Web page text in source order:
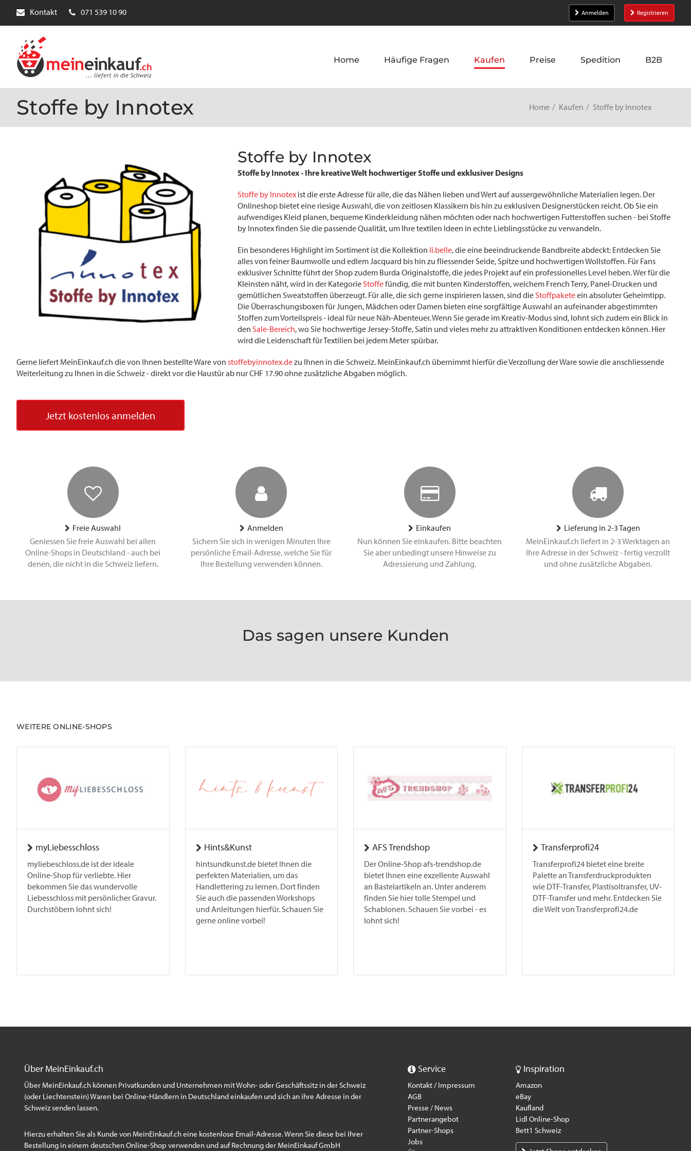
Kontakt 071 539 10 90 Anmelden Registrieren
Home Häufige Fragen Kaufen Preise Spedition B2B
Stoffe by Innotex Home Kaufen Stoffe by Innotex
Stoffe by Innotex
Stoffe by Innotex - Ihre kreative Welt hochwertiger Stoffe und exklusiver Designs
Stoffe by Innotex ist die erste Adresse für alle, die das Nähen lieben und Wert auf aussergewöhnliche Materialien legen. Der
Onlineshop bietet eine riesige Auswahl, die von zeitlosen Klassikern bis hin zu exklusiven Designerstücken reicht. Ob Sie ein
aufwendiges Kleid planen, bequeme Kinderkleidung nähen möchten oder nach hochwertigen Futterstoffen suchen - bei Stoffe
by Innotex finden Sie die passende Qualität, um Ihre textilen Ideen in echte Lieblingsstücke zu verwandeln.
Ein besonderes Highlight im Sortiment ist die Kollektion li.belle, die eine beeindruckende Bandbreite abdeckt: Entdecken Sie
alles von feiner Baumwolle und edlem Jacquard bis hin zu fliessender Seide, Spitze und hochwertigen Wollstoffen. Für Fans
exklusiver Schnitte führt der Shop zudem Burda Originalstoffe, die jedes Projekt auf ein professionelles Level heben. Wer für die
Kleinsten näht, wird in der KategorieStoffefündig, die mit bunten Kinderstoffen, weichem French Terry, Panel-Drucken und
gemütlichen Sweatstoffen überzeugt. Für alle, die sich gerne inspirieren lassen, sind dieStoffpaketeein absoluter Geheimtipp.
Die Überraschungsboxen für Jungen, Mädchen oder Damen bieten eine sorgfältige Auswahl an aufeinander abgestimmten
Stoffen zum Vorteilspreis - ideal für neue Näh-Abenteuer. Wenn Sie gerade im Kreativ-Modus sind, lohnt sich zudem ein Blick in
den Sale-Bereich, wo Sie hochwertige Jersey-Stoffe, Satin und vieles mehr zu attraktiven Konditionen entdecken können. Hier
wird die Leidenschaft für Textilien bei jedem Meter spürbar.
Gerne liefert MeinEinkauf.ch die von Ihnen bestellte Ware von stoffebyinnotex.dezu Ihnen in die Schweiz. MeinEinkauf.ch übernimmt hierfür die Verzollung der Ware sowie die anschliessende
Weiterleitung zu Ihnen in die Schweiz - direkt vor die Haustür ab nur CHF 17.90 ohne zusätzliche Abgaben möglich.
Jetzt kostenlos anmelden
Freie Auswahl
Geniessen Sie freie Auswahl bei allen
Online-Shops in Deutschland - auch bei
denen, die nicht in die Schweiz liefern.
Anmelden
Sichern Sie sich in wenigen Minuten Ihre
persönliche Email-Adresse, welche Sie für
Ihre Bestellung verwenden können.
Einkaufen
Nun können Sie einkaufen. Bitte beachten
Sie aber unbedingt unsere Hinweise zu
Adressierung und Zahlung.
Lieferung in 2-3 Tagen
MeinEinkauf.ch liefert in 2-3 Werktagen an
Ihre Adresse in der Schweiz - fertig verzollt
und ohne zusätzliche Abgaben.
Das sagen unsere Kunden
WEITERE ONLINE-SHOPS
myLiebesschloss
myliebeschloss.de ist der ideale
Online-Shop für verliebte. Hier
bekommen Sie das wundervolle
Liebesschloss mit persönlicher Gravur.
Durchstöbern lohnt sich!
Hints&Kunst
hintsundkunst.de bietet Ihnen die
perfekten Materialien, um das
Handlettering zu lernen. Dort finden
Sie auch die passenden Workshops
und Anleitungen hierfür. Schauen Sie
gerne online vorbei!
AFS Trendshop
Der Online-Shop afs-trendshop.de
bietet Ihnen eine exzellente Auswahl
an Bastelartikeln an. Unter anderem
finden Sie hier tolle Stempel und
Schablonen. Schauen Sie vorbei - es
lohnt sich!
Transferprofi24
Transferprofi24 bietet eine breite
Palette an Transferdruckprodukten
wie DTF-Transfer, Plastisoltransfer, UV-
DTF-Transfer und mehr. Entdecken Sie
die Welt von Transferprofi24.de
Über MeinEinkauf.ch
Über MeinEinkauf.ch können Privatkunden und Unternehmen mit Wohn- oder Geschäftssitz in der Schweiz
(oder Liechtenstein) Waren bei Online-Händlern in Deutschland einkaufen und sich an ihre Adresse in der
Schweiz senden lassen.
Hierzu erhalten Sie als Kunde von MeinEinkauf.ch eine kostenlose Email-Adresse. Wenn Sie diese bei Ihrer
Bestellung in einem deutschen Online-Shop verwenden und auf Rechnung der MeinEinkauf GmbH
Service
Kontakt / Impressum
AGB
Presse / News
Partnerangebot
Partner-Shops
Jobs
Inspiration
Amazon
eBay
Kaufland
Lidl Online-Shop
Bett1 Schweiz